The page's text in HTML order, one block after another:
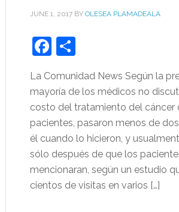
JUNE 1, 2017BY OLESEA PLAMADEALA
Facebook
Share
La Comunidad News Según la
mayoría de los médicos no
costo del tratamiento del cáncer
pacientes, pasaron menos de
él cuando lo hicieron, y
sólo después de que los
mencionaran, según un estudio
cientos de visitas en varios […]